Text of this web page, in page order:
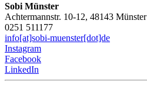
Sobi Münster
Achtermannstr. 10-12, 48143 Münster
0251 511177
info[at]sobi-muenster[dot]de
Instagram
Facebook
LinkedIn